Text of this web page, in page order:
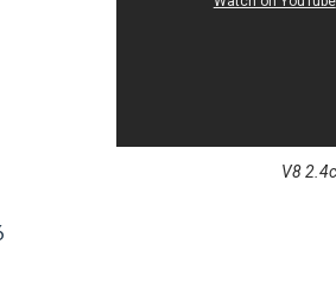
V8